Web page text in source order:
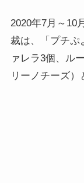
2020年7月～10
裁は、「プチぷ
ァレラ3個、ル
リーノチーズ）